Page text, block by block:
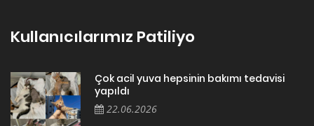
Kullanıcılarımız Patiliyo
Çok acil yuva hepsinin bakımı tedavisi
yapıldı
22.06.2026